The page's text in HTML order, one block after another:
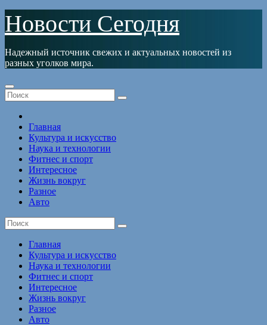
Перейти
содержимому
Новости Сегодня
Надежный источник свежих и актуальных новостей из
разных уголков мира.
Главная
Культура и искусство
Наука и технологии
Фитнес и спорт
Интересное
Жизнь вокруг
Разное
Авто
Главная
Культура и искусство
Наука и технологии
Фитнес и спорт
Интересное
Жизнь вокруг
Разное
Авто